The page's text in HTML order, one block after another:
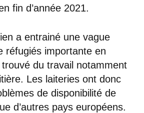
fin d’année 2021.
a entrainé une vague
réfugiés importante en
du travail notamment
Les laiteries ont donc
de disponibilité de
d’autres pays européens.